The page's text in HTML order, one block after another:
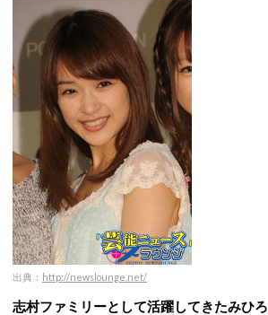
出典 ： http://newslounge.net/
志村ファミリーとして活躍してきたみひろ